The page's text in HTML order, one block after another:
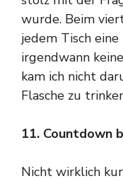
wurde. Beim
jedem Tisch eine
irgendwann
kam ich nicht
Flasche zu
11. Countdown
Nicht wirklich